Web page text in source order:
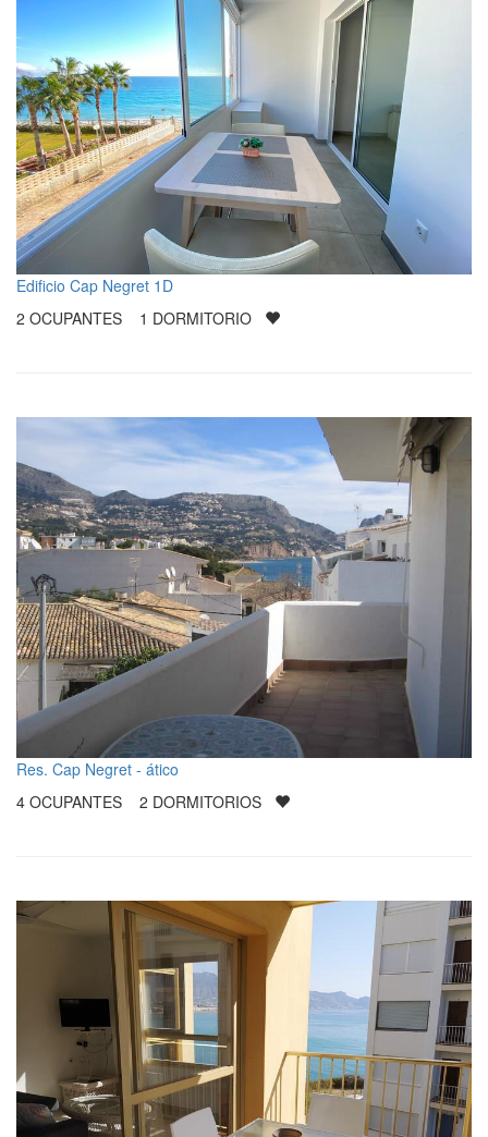
Edificio Cap Negret 1D
2 OCUPANTES 1 DORMITORIO
Res. Cap Negret - ático
4 OCUPANTES 2 DORMITORIOS